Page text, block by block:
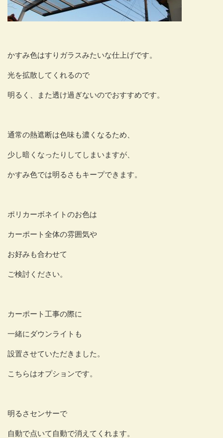
かすみ色はすりガラスみたいな仕上げです。
光を拡散してくれるので
明るく、また透け過ぎないのでおすすめです。
通常の熱遮断は色味も濃くなるため、
少し暗くなったりしてしまいますが、
かすみ色では明るさもキープできます。
ポリカーボネイトのお色は
カーポート全体の雰囲気や
お好みも合わせて
ご検討ください。
カーポート工事の際に
一緒にダウンライトも
設置させていただきました。
こちらはオプションです。
明るさセンサーで
自動で点いて自動で消えてくれます。